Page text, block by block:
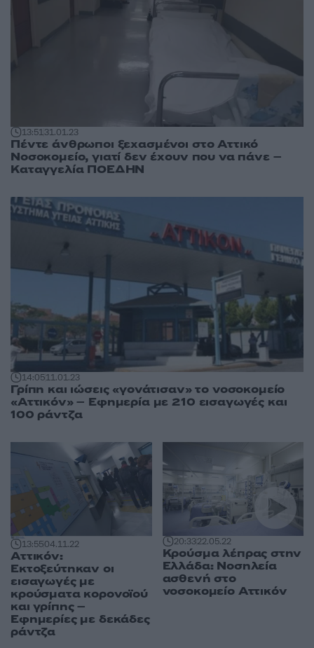
13:5131.01.23
Πέντε άνθρωποι ξεχασμένοι στο Αττικό
Νοσοκομείο, γιατί δεν έχουν που να πάνε –
Καταγγελία ΠΟΕΔΗΝ
14:0511.01.23
Γρίπη και ιώσεις «γονάτισαν» το νοσοκομείο
«Αττικόν» – Εφημερία με 210 εισαγωγές και
100 ράντζα
13:5504.11.22
Αττικόν:
Εκτοξεύτηκαν οι
εισαγωγές με
κρούσματα κορονοϊού
και γρίπης –
Εφημερίες με δεκάδες
ράντζα
20:3322.05.22
Κρούσμα λέπρας στην
Ελλάδα: Νοσηλεία
ασθενή στο
νοσοκομείο Αττικόν